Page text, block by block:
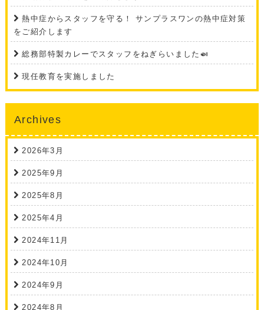
熱中症からスタッフを守る！ サンプラスワンの熱中症対策
をご紹介します
総務部特製カレーでスタッフをねぎらいました🍛
現任教育を実施しました
Archives
2026年3月
2025年9月
2025年8月
2025年4月
2024年11月
2024年10月
2024年9月
2024年8月